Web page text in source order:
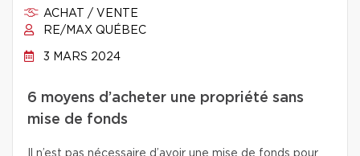
ACHAT / VENTE
RE/MAX QUÉBEC
3 MARS 2024
6 moyens d’acheter une propriété sans
mise de fonds
Il n’est pas nécessaire d’avoir une mise de fonds pour